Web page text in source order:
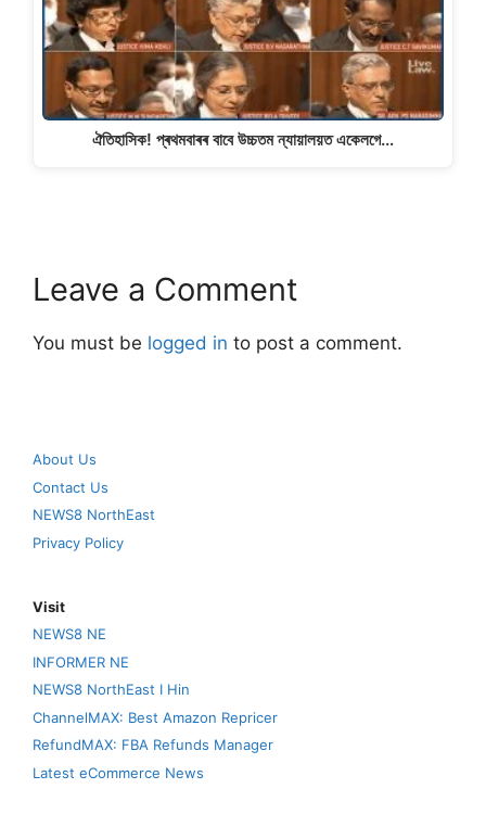
ঐতিহাসিক! প্ৰথমবাৰৰ বাবে উচ্চতম ন্যায়ালয়ত একেলগে…
Leave a Comment
You must be logged in to post a comment.
About Us
Contact Us
NEWS8 NorthEast
Privacy Policy
Visit
NEWS8 NE
INFORMER NE
NEWS8 NorthEast I Hin
ChannelMAX: Best Amazon Repricer
RefundMAX: FBA Refunds Manager
Latest eCommerce News